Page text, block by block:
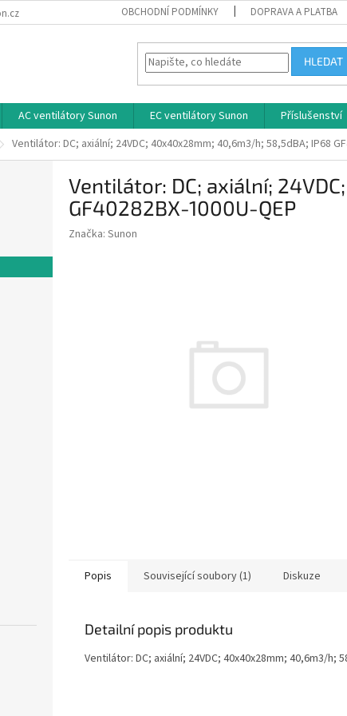
OBCHODNÍ PODMÍNKY DOPRAVA A PLATBA
HLEDAT
AC ventilátory Sunon EC ventilátory Sunon Příslušenství
Ventilátor: DC; axiální; 24VDC; 40x40x28mm; 40,6m3/h; 58,5dBA; IP68
Ventilátor: DC; axiální;
GF40282BX-1000U-QEP
Značka: Sunon
Popis Související soubory (1) Diskuze
Detailní popis produktu
Ventilátor: DC; axiální; 24VDC; 40x40x28mm; 40,6m3/h;